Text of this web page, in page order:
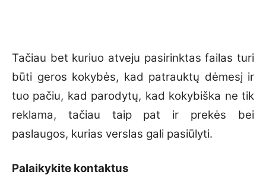
Tačiau bet kuriuo atveju pasirinktas failas turi
būti geros kokybės, kad patrauktų dėmesį ir
tuo pačiu, kad parodytų, kad kokybiška ne tik
reklama, tačiau taip pat ir prekės bei
paslaugos, kurias verslas gali pasiūlyti.
Palaikykite kontaktus